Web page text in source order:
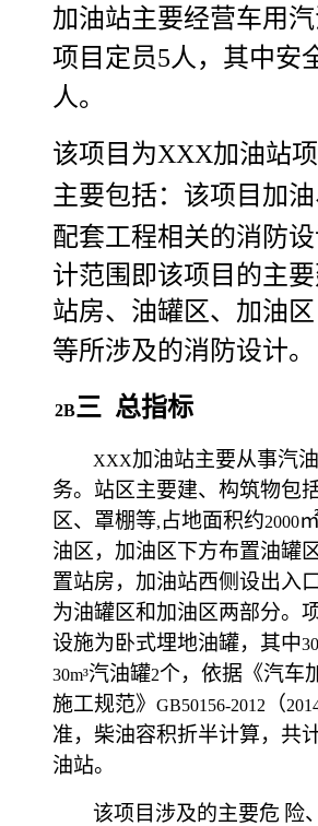
加油站主要经营车用
项目定员5人，其中安
人。
该项目为XXX加油站
主要包括：该项目加
配套工程相关的消防
计范围即该项目的主要
站房、油罐区、加油区
等所涉及的消防设计。
2B三 总指标
XXX加油站主要从事汽
务。站区主要建、构筑物包
区、罩棚等, 占地面积约2000
油区，加油区下方布置油罐
置站房，加油站西侧设出入
为油罐区和加油区两部分。
设施为卧式埋地油罐，其中
30m³汽油罐2个，依据《汽车
施工规范》 GB50156-2012 （
准，柴油容积折半计算，共
油站。
该项目涉及的主要危 险